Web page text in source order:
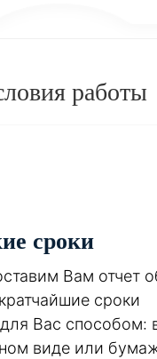
работы
сроки
Вам отчет
сроки
Вас способом:
виде или